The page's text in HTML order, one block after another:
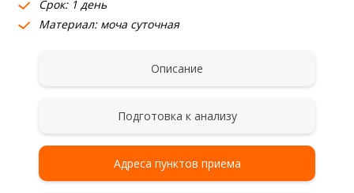
Где сдать
Срок: 1 день
Материал: моча суточная
Описание
Подготовка к анализу
Адреса пунктов приема